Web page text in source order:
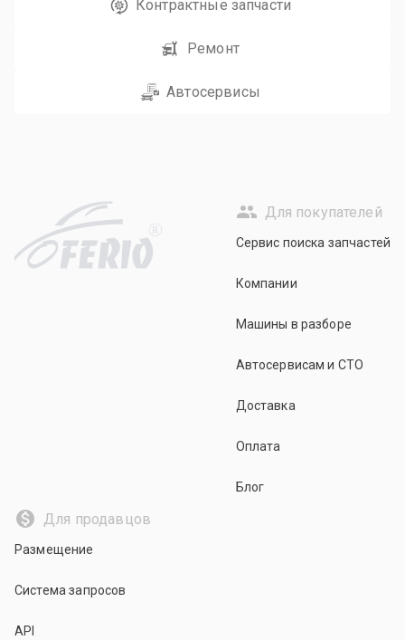
Контрактные запчасти
Ремонт
Автосервисы
R
Для покупателей
Сервис поиска запчастей
Компании
Машины в разборе
Автосервисам и СТО
Доставка
Оплата
Блог
Для продавцов
Размещение
Система запросов
API